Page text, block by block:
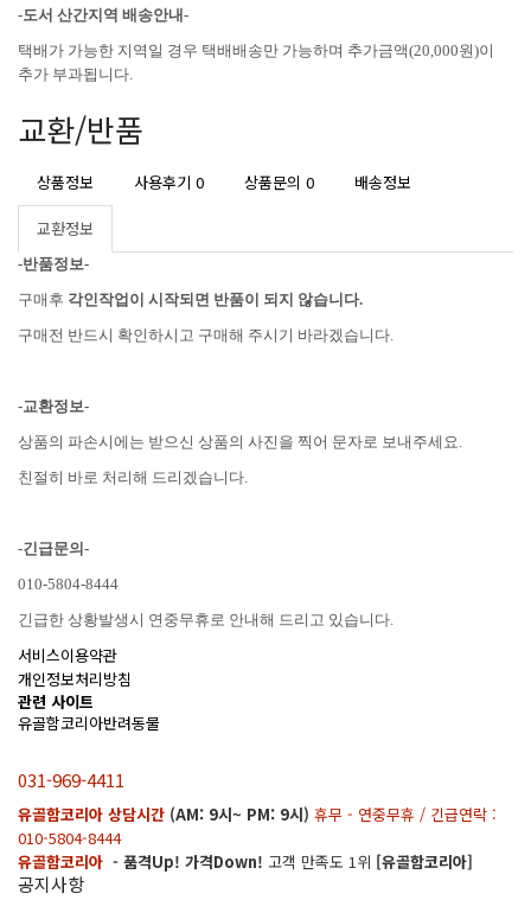
-도서 산간지역 배송안내-
택배가 가능한 지역일 경우 택배배송만 가능하며 추가금액(20,000원)이
추가 부과됩니다.
교환/반품
상품정보 사용후기 0 상품문의 0 배송정보
교환정보
-반품정보-
구매후 각인작업이 시작되면 반품이 되지 않습니다.
구매전 반드시 확인하시고 구매해 주시기 바라겠습니다.
-교환정보-
상품의 파손시에는 받으신 상품의 사진을 찍어 문자로 보내주세요.
친절히 바로 처리해 드리겠습니다.
-긴급문의-
010-5804-8444
긴급한 상황발생시 연중무휴로 안내해 드리고 있습니다.
서비스이용약관
개인정보처리방침
관련 사이트
유골함코리아반려동물
031-969-4411
유골함코리아 상담시간 (AM: 9시~ PM: 9시) 휴무 - 연중무휴 / 긴급연락 :
010-5804-8444
유골함코리아 - 품격Up! 가격Down! 고객 만족도 1위 [유골함코리아]
공지사항